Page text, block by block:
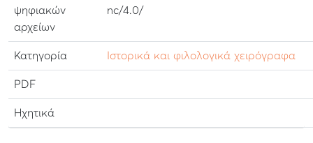
ψηφιακών
αρχείων
nc/4.0/
Κατηγορία Ιστορικά και φιλολογικά χειρόγραφα
PDF
Ηχητικά